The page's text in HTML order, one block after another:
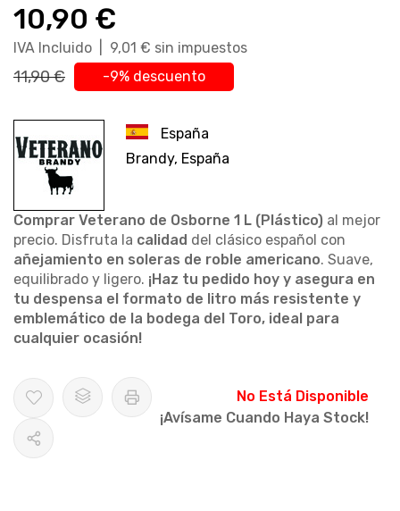
de
imágenes
10,90 €
IVA Incluido | 9,01 € sin impuestos
11,90 € -9% descuento
España
Brandy, España
Comprar Veterano de Osborne 1 L (Plástico) al mejor
precio. Disfruta la calidad del clásico español con
añejamiento en soleras de roble americano. Suave,
equilibrado y ligero. ¡Haz tu pedido hoy y asegura en
tu despensa el formato de litro más resistente y
emblemático de la bodega del Toro, ideal para
cualquier ocasión!
No Está Disponible
¡Avísame Cuando Haya Stock!